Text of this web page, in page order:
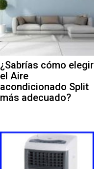
¿Sabrías cómo elegir
el Aire
acondicionado Split
más adecuado?